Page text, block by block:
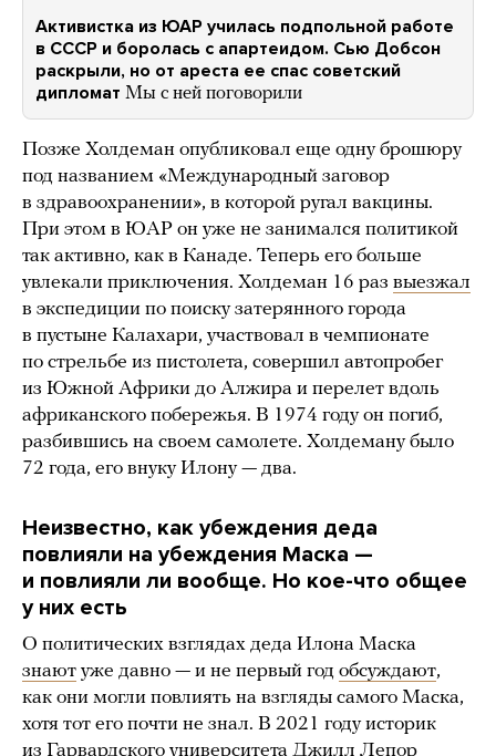
Активистка из ЮАР училась подпольной работе
в СССР и боролась с апартеидом. Сью Добсон
раскрыли, но от ареста ее спас советский
дипломат Мы с ней поговорили
Позже Холдеман опубликовал еще одну брошюру
под названием «Международный заговор
в здравоохранении», в которой ругал вакцины.
При этом в ЮАР он уже не занимался политикой
так активно, как в Канаде. Теперь его больше
увлекали приключения. Холдеман 16 раз выезжал
в экспедиции по поиску затерянного города
в пустыне Калахари, участвовал в чемпионате
по стрельбе из пистолета, совершил автопробег
из Южной Африки до Алжира и перелет вдоль
африканского побережья. В 1974 году он погиб,
разбившись на своем самолете. Холдеману было
72 года, его внуку Илону — два.
Неизвестно, как убеждения деда
повлияли на убеждения Маска —
и повлияли ли вообще. Но кое-что общее
у них есть
О политических взглядах деда Илона Маска
знают уже давно — и не первый год обсуждают,
как они могли повлиять на взгляды самого Маска,
хотя тот его почти не знал. В 2021 году историк
из Гарвардского университета Джилл Лепор